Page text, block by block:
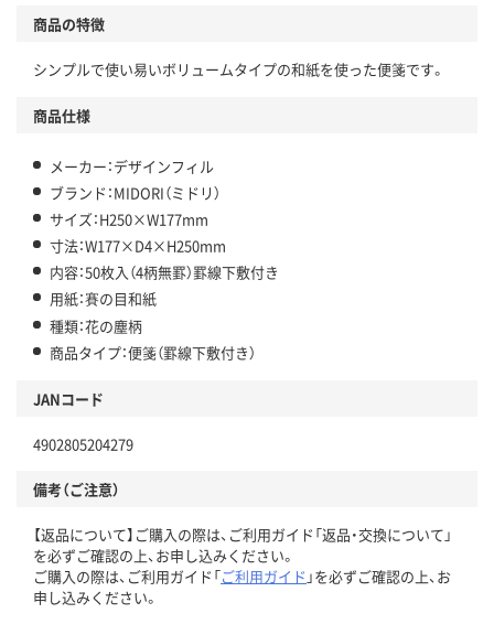
商品の特徴
シンプルで使い易いボリュームタイプの和紙を使った便箋です。
商品仕様
メーカー：デザインフィル
ブランド：MIDORI（ミドリ）
サイズ：H250×W177mm
寸法：W177×D4×H250mm
内容：50枚入（4柄無罫）罫線下敷付き
用紙：賽の目和紙
種類：花の塵柄
商品タイプ：便箋（罫線下敷付き）
JANコード
4902805204279
備考（ご注意）
【返品について】ご購入の際は、ご利用ガイド「返品・交換について」
を必ずご確認の上、お申し込みください。
ご購入の際は、ご利用ガイド「ご利用ガイド 」を必ずご確認の上、お
申し込みください。